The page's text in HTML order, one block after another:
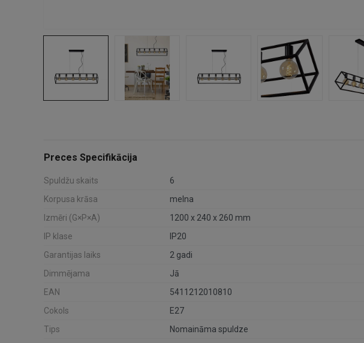
Preces Specifikācija
Spuldžu skaits 6
Korpusa krāsa
melna
Izmēri (G×P×A)
1200 x 240 x 260 mm
IP klase
IP20
Garantijas laiks
2 gadi
Dimmējama
Jā
EAN
5411212010810
Cokols
E27
Tips
Nomaināma spuldze